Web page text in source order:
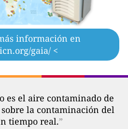
información en
gaia/ <
es el aire contaminado de
la contaminación del
tiempo real.”